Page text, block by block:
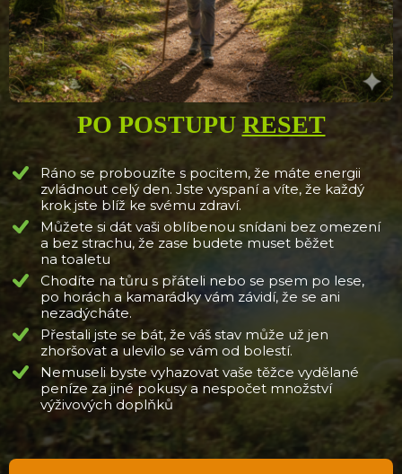
PO POSTUPU RESET
Ráno se probouzíte s pocitem, že máte energii
zvládnout celý den. Jste vyspaní a víte, že každý
krok jste blíž ke svému zdraví.
Můžete si dát vaši oblíbenou snídani bez omezení
a bez strachu, že zase budete muset běžet
na toaletu
Chodíte na tůru s přáteli nebo se psem po lese,
po horách a kamarádky vám závidí, že se ani
nezadýcháte.
Přestali jste se bát, že váš stav může už jen
zhoršovat a ulevilo se vám od bolestí.
Nemuseli byste vyhazovat vaše těžce vydělané
peníze za jiné pokusy a nespočet množství
výživových doplňků